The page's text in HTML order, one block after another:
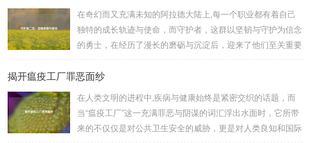
以化身为三国时期的知名将领，如勇猛无双的吕布、足智多谋
的诸葛亮、忠义双全的关羽等，率领自己的军队在战场上冲锋
陷阵、排兵布阵，游戏中的每一场战斗都充满了变...
在奇幻而又充满未知的阿拉德大陆上,每一个职业都有着自己
独特的成长轨迹与使命，而守护者，这群以坚韧与守护为信念
的勇士，在经历了漫长的磨砺与沉淀后，迎来了他们至关重要
大陆的那一刻起，便肩负着守护的重任，他们身躯魁梧，手持
来自各方的邪恶势力，最初，他们凭借着基础的技能和坚定的
意志，在一次次战斗中积累着经验，不断成长，无论是在阴森
恐怖的地下墓穴，还是在战火纷飞的前线战场，守...
揭开瘟疫工厂罪恶面纱
在人类文明的进程中,疾病与健康始终是紧密交织的话题，而
当“瘟疫工厂”这一充满罪恶与阴谋的词汇浮出水面时，它所带
来的不仅仅是对公共卫生安全的威胁，更是对人类良知和国际